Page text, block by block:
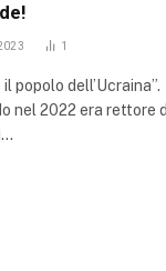
1
popolo dell’Ucraina”.
nel 2022 era rettore